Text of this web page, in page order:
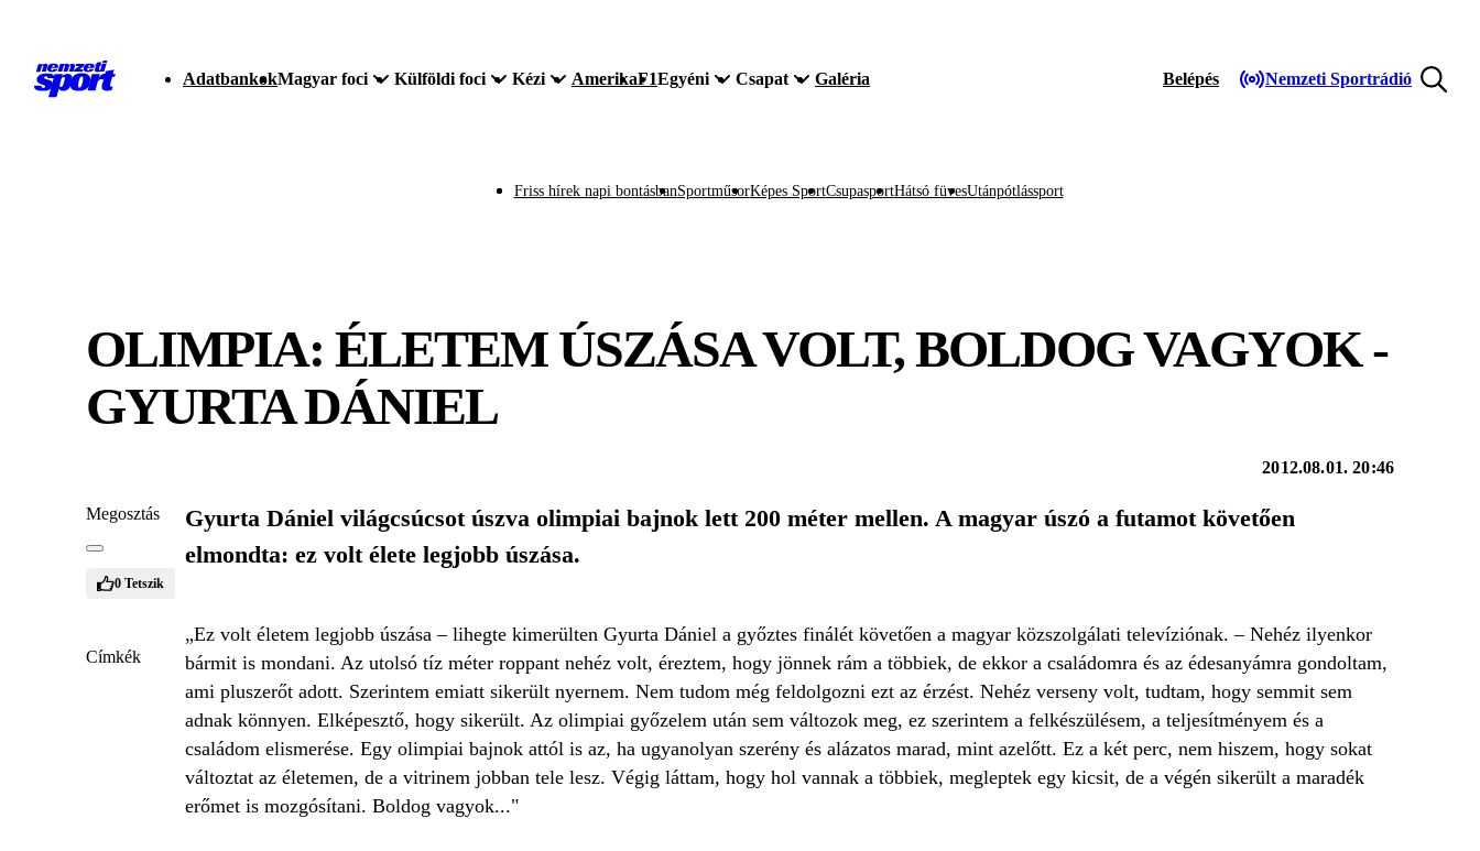
AdatbankokMagyar foci Külföldi foci Kézi AmerikaF1Egyéni Csapat Galéria Belépés Nemzeti Sportrádió
Friss hírek napi bontásbanSportműsorKépes SportCsupasportHátsó füvesUtánpótlássport
OLIMPIA: ÉLETEM ÚSZÁSA VOLT, BOLDOG VAGYOK -
GYURTA DÁNIEL
2012.08.01. 20:46
Megosztás
0 Tetszik
Címkék
Gyurta Dániel világcsúcsot úszva olimpiai bajnok lett 200 méter mellen. A magyar úszó a futamot követően
elmondta: ez volt élete legjobb úszása.
„Ez volt életem legjobb úszása – lihegte kimerülten Gyurta Dániel a győztes finálét követően a magyar közszolgálati televíziónak. – Nehéz ilyenkor
bármit is mondani. Az utolsó tíz méter roppant nehéz volt, éreztem, hogy jönnek rám a többiek, de ekkor a családomra és az édesanyámra gondoltam,
ami pluszerőt adott. Szerintem emiatt sikerült nyernem. Nem tudom még feldolgozni ezt az érzést. Nehéz verseny volt, tudtam, hogy semmit sem
adnak könnyen. Elképesztő, hogy sikerült. Az olimpiai győzelem után sem változok meg, ez szerintem a felkészülésem, a teljesítményem és a
családom elismerése. Egy olimpiai bajnok attól is az, ha ugyanolyan szerény és alázatos marad, mint azelőtt. Ez a két perc, nem hiszem, hogy sokat
változtat az életemen, de a vitrinem jobban tele lesz. Végig láttam, hogy hol vannak a többiek, megleptek egy kicsit, de a végén sikerült a maradék
erőmet is mozgósítani. Boldog vagyok..."